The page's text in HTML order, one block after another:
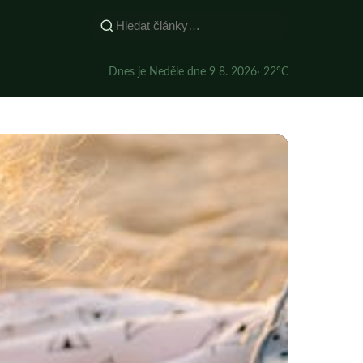
Dnes je Neděle dne 9 8. 2026· 22°C